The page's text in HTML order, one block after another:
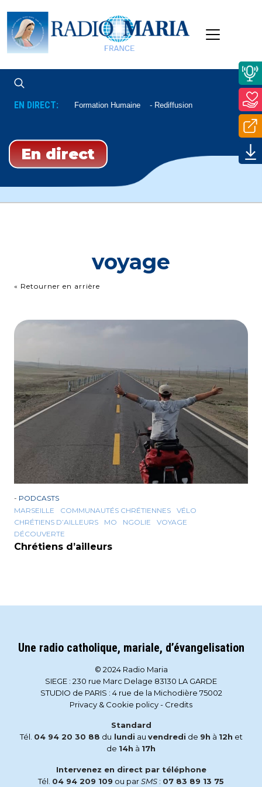
EN DIRECT: Formation Humaine Rediffusion
En direct
voyage
« Retourner en arrière
- PODCASTS
MARSEILLE
COMMUNAUTÉS CHRÉTIENNES
VÉLO
CHRÉTIENS D’AILLEURS
MO NGOLIE
VOYAGE
DÉCOUVERTE
Chrétiens d’ailleurs
Une radio catholique, mariale, d’évangelisation
© 2024 Radio Maria
SIEGE : 230 rue Marc Delage 83130 LA GARDE
STUDIO de PARIS : 4 rue de la Michodière 75002
Privacy & Cookie policy- Credits
Standard
Tél. 04 94 20 30 88 du lundi au vendredi de 9h à 12h et
de 14h à 17h
Intervenez en direct par téléphone
Tél. 04 94 209 109 ou parSMS : 07 83 89 13 75